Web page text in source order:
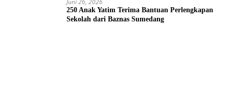
Juni 26, 2026
250 Anak Yatim Terima Bantuan Perlengkapan
Sekolah dari Baznas Sumedang